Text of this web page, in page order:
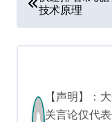
章
导
技术原理
【声明】：
关言论仅代